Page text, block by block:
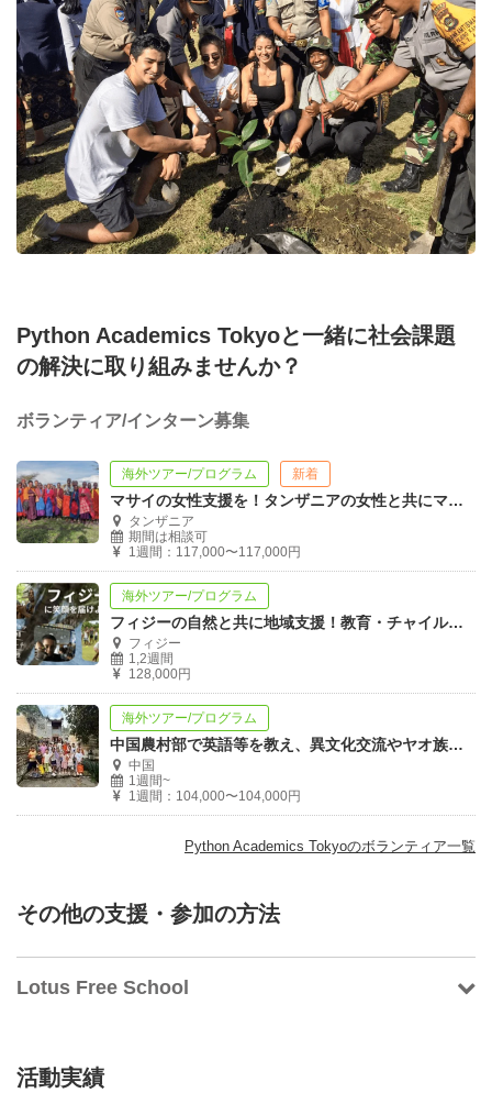
Python Academics Tokyoと一緒に社会課題
の解決に取り組みませんか？
ボランティア/インターン募集
海外ツアー/プログラム 新着
マサイの女性支援を！タンザニアの女性と共にマサイで過ごすボランティアプログラム
タンザニア
期間は相談可
1週間：117,000〜117,000円
海外ツアー/プログラム
フィジーの自然と共に地域支援！教育・チャイルドケア・建設・スポーツ教育
フィジー
1,2週間
128,000円
海外ツアー/プログラム
中国農村部で英語等を教え、異文化交流やヤオ族の村体験を通じて語学・指導力を育む
中国
1週間~
1週間：104,000〜104,000円
Python Academics Tokyoのボランティア一覧
その他の支援・参加の方法
Lotus Free School
活動実績